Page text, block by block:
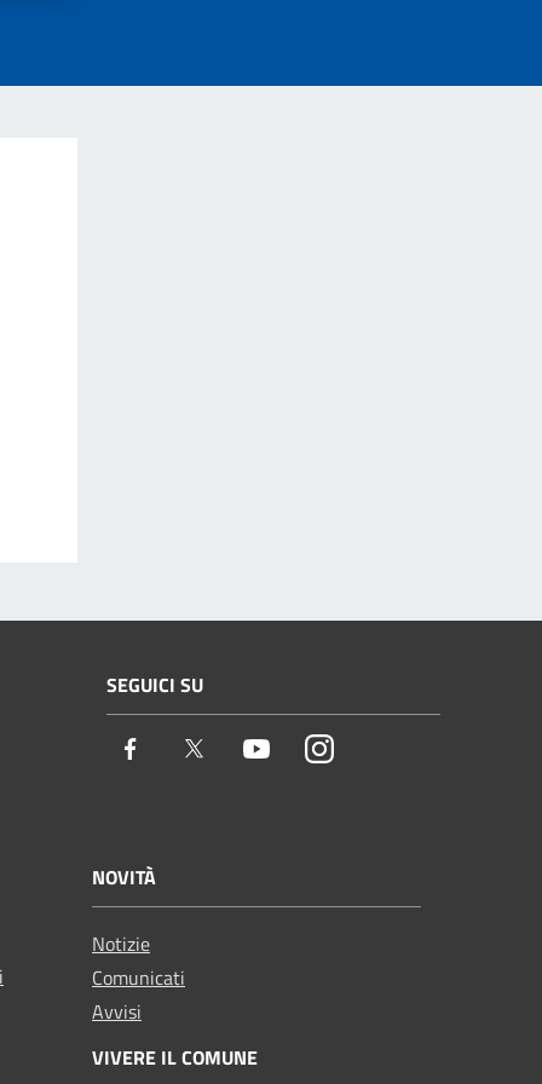
SEGUICI SU
Facebook Twitter YoutubeInstagram
NOVITÀ
Notizie
Comunicati
Avvisi
VIVERE IL COMUNE